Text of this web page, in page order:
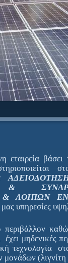
εταιρεία βάσει
ΛΟΙΠΩΝ
υπηρεσίες
περιβάλλον
μηδενικές
τεχνολογία
(λιγνίτη